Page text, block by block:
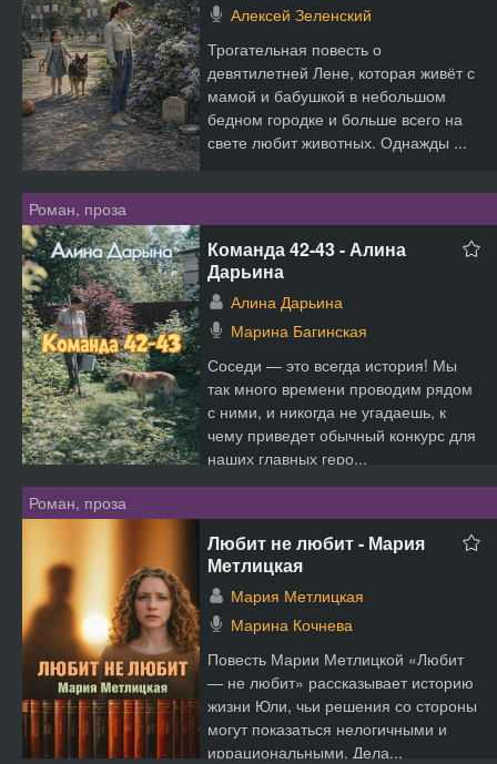
Алексей Зеленский
Трогательная повесть о
девятилетней Лене, которая живёт с
мамой и бабушкой в небольшом
бедном городке и больше всего на
свете любит животных. Однажды ...
Роман, проза
Команда 42-43 - Алина
Дарьина
Алина Дарьина
Марина Багинская
Соседи — это всегда история! Мы
так много времени проводим рядом
с ними, и никогда не угадаешь, к
чему приведет обычный конкурс для
наших главных геро...
Роман, проза
Любит не любит - Мария
Метлицкая
Мария Метлицкая
Марина Кочнева
Повесть Марии Метлицкой «Любит
— не любит» рассказывает историю
жизни Юли, чьи решения со стороны
могут показаться нелогичными и
иррациональными. Дела...